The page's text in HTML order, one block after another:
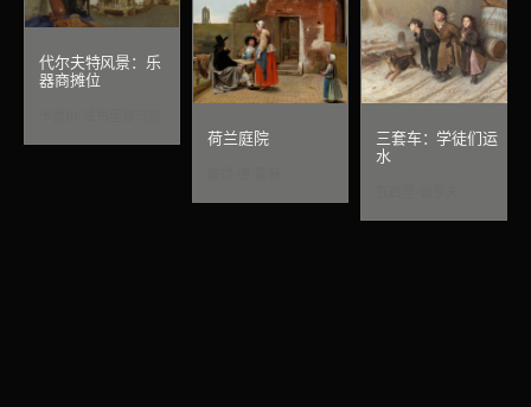
代尔夫特风景：乐
器商摊位
荷兰庭院
三套车：学徒们运
水